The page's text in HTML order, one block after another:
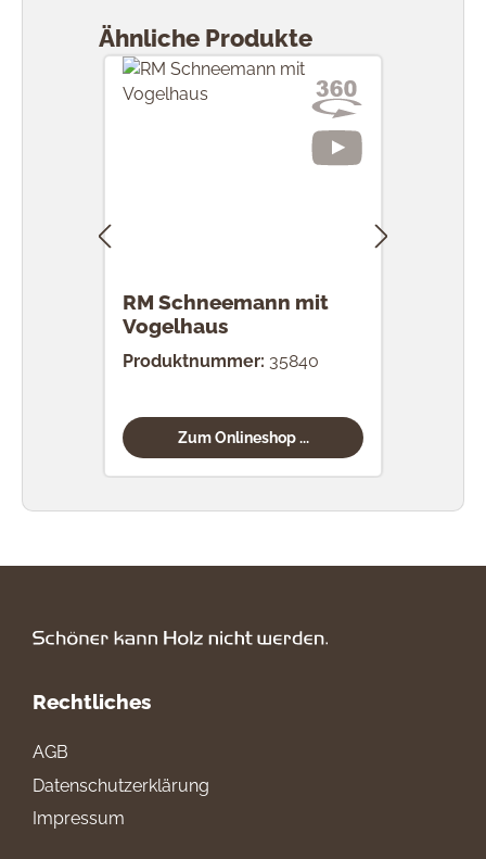
Ähnliche Produkte
RM Schneemann mit
Vogelhaus
Produktnummer: 35840
Zum Onlineshop ...
Rechtliches
AGB
Datenschutzerklärung
Impressum